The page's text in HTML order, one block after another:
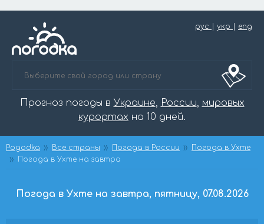
рус укр eng
Прогноз погоды в Украине, России, мировых
курортах на 10 дней.
Pogodka Все страны Погода в России
Погода в Ухте
Погода в Ухте на завтра
Погода в Ухте на завтра, пятницу, 07.08.2026